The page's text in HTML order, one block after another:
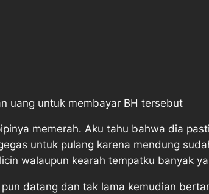
uang untuk membayar BH tersebut
memerah. Aku tahu bahwa dia
untuk pulang karena mendung
walaupun kearah tempatku banyak
datang dan tak lama kemudian